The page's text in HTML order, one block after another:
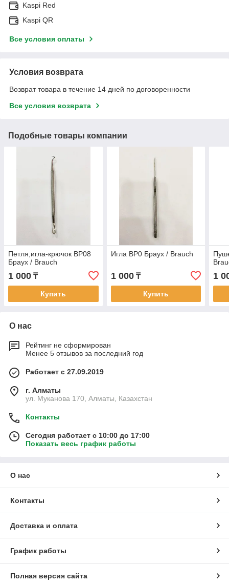
Kaspi Red
Kaspi QR
Все условия оплаты
Условия возврата
Возврат товара в течение 14 дней по договоренности
Все условия возврата
Подобные товары компании
Петля,игла-крючок BP08
Браух / Brauch
1 000 ₸
Купить
Игла BP0 Браух / Brauch
1 000₸
Купить
1
О нас
Рейтинг не сформирован
Менее 5 отзывов за последний год
Работает с 27.09.2019
г. Алматы
ул. Муканова 170, Алматы, Казахстан
Контакты
Сегодня работает с 10:00 до 17:00
Показать весь график работы
О нас
Контакты
Доставка и оплата
График работы
Полная версия сайта